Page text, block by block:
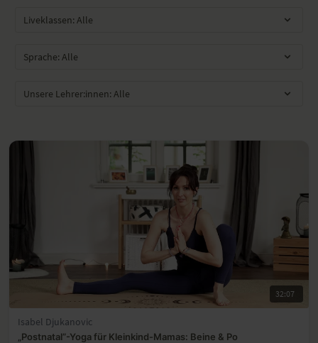
32:07
Isabel Djukanovic
„Postnatal”-Yoga für Kleinkind-Mamas: Beine & Po